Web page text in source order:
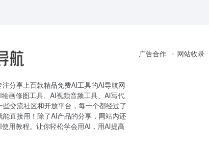
分享上百款精品免费AI工具的AI导航网
画修图工具、AI视频音频工具、AI写代
交流社区和开放平台，每一个都经过了
直接用！除了AI产品的分享，网站内还
用教程。让你轻松学会用AI，用AI提高
广告合作 网站收录